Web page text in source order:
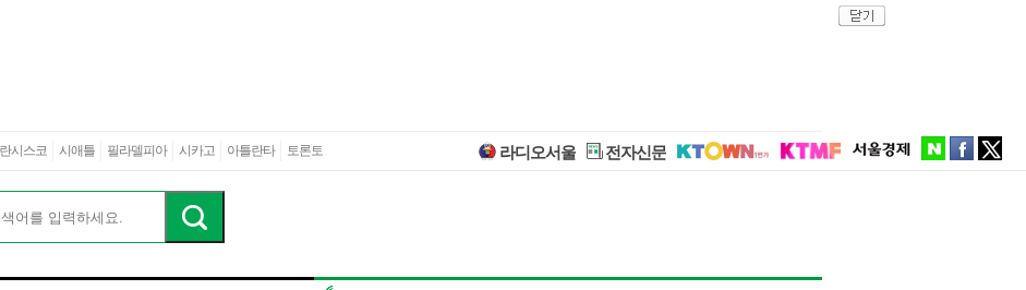
시스코 시애틀 필라델피아 시카고 아틀란타 토론토 라디오서울 전자신문 naverfacebooktwitter